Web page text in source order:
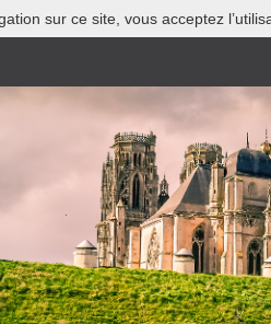
sur ce site, vous acceptez